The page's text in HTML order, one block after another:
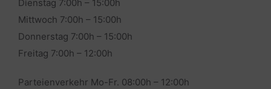
Dienstag 7:00h – 15:00h
Mittwoch 7:00h – 15:00h
Donnerstag 7:00h – 15:00h
Freitag 7:00h – 12:00h
Parteienverkehr Mo-Fr. 08:00h – 12:00h